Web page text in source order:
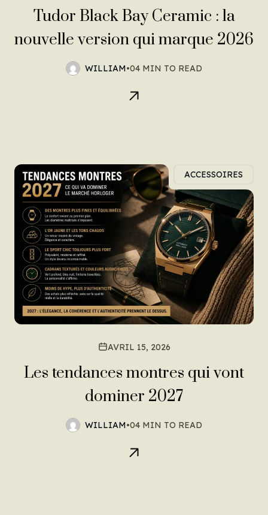
Tudor Black Bay Ceramic : la
nouvelle version qui marque 2026
WILLIAM•04 MIN TO READ
ACCESSOIRES
AVRIL 15, 2026
Les tendances montres qui vont
dominer 2027
WILLIAM•04 MIN TO READ